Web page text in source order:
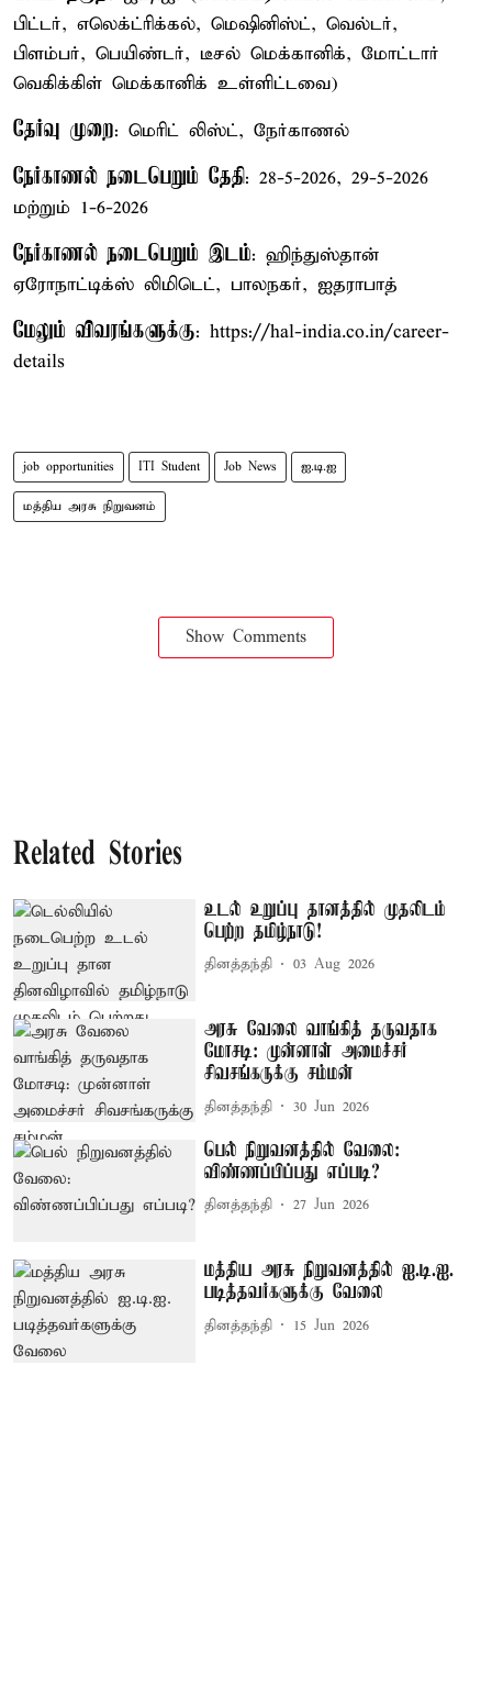
பிட்டர், எலெக்ட்ரிக்கல், மெஷினிஸ்ட், வெல்டர்,
பிளம்பர், பெயிண்டர், டீசல் மெக்கானிக், மோட்டார்
வெகிக்கிள் மெக்கானிக் உள்ளிட்டவை)
தேர்வு முறை: மெரிட் லிஸ்ட், நேர்காணல்
நேர்காணல் நடைபெறும் தேதி: 28-5-2026, 29-5-2026
மற்றும் 1-6-2026
நேர்காணல் நடைபெறும் இடம்: ஹிந்துஸ்தான்
ஏரோநாட்டிக்ஸ் லிமிடெட், பாலநகர், ஐதராபாத்
மேலும் விவரங்களுக்கு: https://hal-india.co.in/career-
details
job opportunities ITI Student Job News ஐ.டி.ஐ
மத்திய அரசு நிறுவனம்
Show Comments
Related Stories
உடல் உறுப்பு தானத்தில் முதலிடம்
பெற்ற தமிழ்நாடு!
தினத்தந்தி 03 Aug 2026
அரசு வேலை வாங்கித் தருவதாக
மோசடி: முன்னாள் அமைச்சர்
சிவசங்கருக்கு சம்மன்
தினத்தந்தி 30 Jun 2026
பெல் நிறுவனத்தில் வேலை:
விண்ணப்பிப்பது எப்படி?
தினத்தந்தி 27 Jun 2026
மத்திய அரசு நிறுவனத்தில் ஐ.டி.ஐ.
படித்தவர்களுக்கு வேலை
தினத்தந்தி 15 Jun 2026